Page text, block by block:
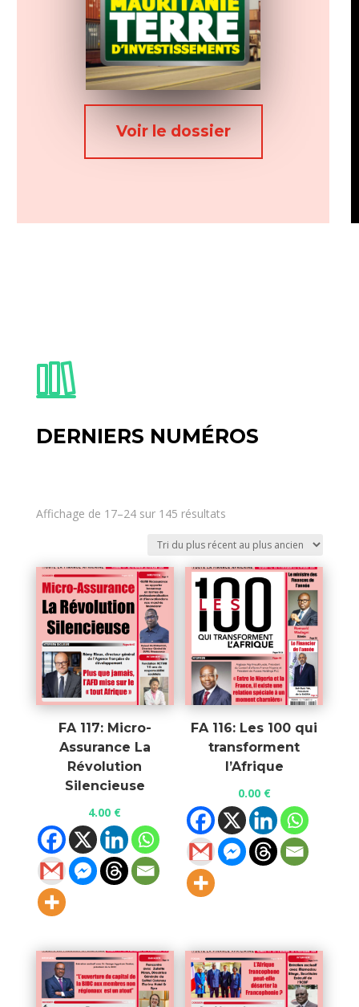
Voir le dossier
DERNIERS NUMÉROS
Affichage de 17–24 sur 145 résultats
FA 117: Micro-
Assurance La
Révolution
Silencieuse
4.00 €
FA 116: Les 100 qui
transforment
l’Afrique
0.00 €